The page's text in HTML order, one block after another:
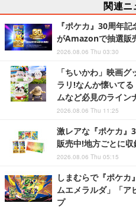
関連ニ
『ポケカ』30周年
がAmazonで抽選販
2026.08.06 Thu 03:30
「ちいかわ」映画
ラリ!なんか懐いて
ムなど必見のライン
2026.08.06 Thu 11:25
激レアな『ポケカ
販売中!地方ごとに
2026.08.06 Thu 05:15
しまむらで『ポケカ
ムエメラルダ」「ア
プ